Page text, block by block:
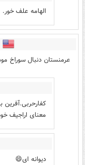
الهامه علف خور.
عرمنستان دنبال سوراخ
کفارحربی.آفرین
معنای اراجیف
دیوانه ای😄